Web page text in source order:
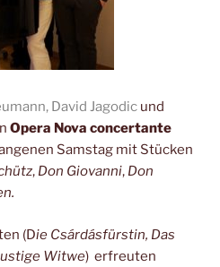
David Jagodic und
Opera Nova concertante
Samstag mit Stücken
, Don Giovanni, Don
(Die Csárdásfürstin, Das
Witwe) erfreuten